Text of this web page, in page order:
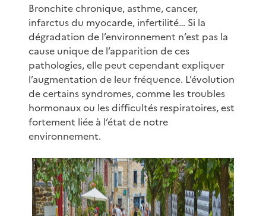
Bronchite chronique, asthme, cancer,
infarctus du myocarde, infertilité… Si la
dégradation de l’environnement n’est pas la
cause unique de l’apparition de ces
pathologies, elle peut cependant expliquer
l’augmentation de leur fréquence. L’évolution
de certains syndromes, comme les troubles
hormonaux ou les difficultés respiratoires, est
fortement liée à l’état de notre
environnement.